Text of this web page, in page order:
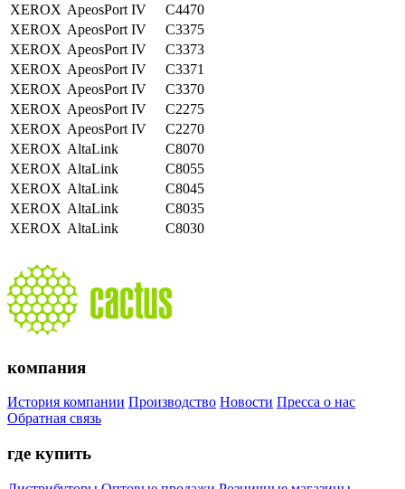
XEROX ApeosPort IV
C4470
XEROX ApeosPort IV
C3375
XEROX ApeosPort IV
C3373
XEROX ApeosPort IV
C3371
XEROX ApeosPort IV
C3370
XEROX ApeosPort IV
C2275
XEROX ApeosPort IV
C2270
XEROX AltaLink
C8070
XEROX AltaLink
C8055
XEROX AltaLink
C8045
XEROX AltaLink
C8035
XEROX AltaLink C8030
компания
История компании Производство Новости Пресса о нас
Обратная связь
где купить